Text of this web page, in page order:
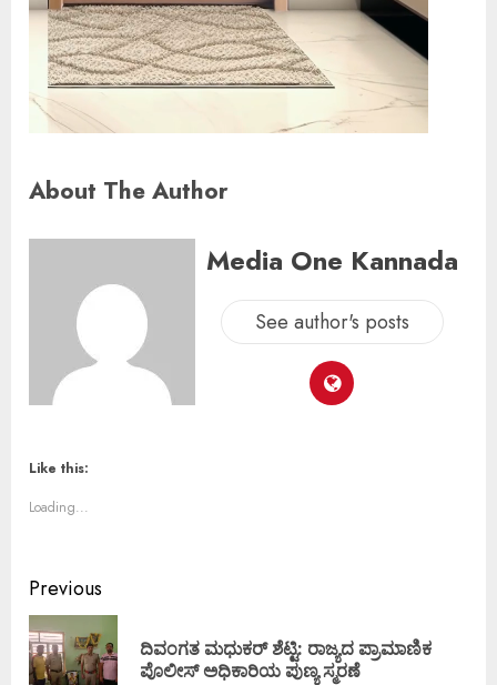
About The Author
Media One Kannada
See author's posts
Like this:
Loading...
Previous
ದಿವಂಗತ ಮಧುಕರ್ ಶೆಟ್ಟಿ: ರಾಜ್ಯದ ಪ್ರಾಮಾಣಿಕ
ಪೊಲೀಸ್‌ ಅಧಿಕಾರಿಯ ಪುಣ್ಯ ಸ್ಮರಣೆ